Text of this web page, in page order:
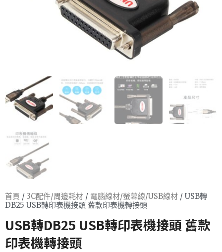
首頁 / 3C配件/周邊耗材 / 電腦線材/螢幕線/USB線材 / USB轉
DB25 USB轉印表機接頭 舊款印表機轉接頭
USB轉DB25 USB轉印表機接頭 舊款
印表機轉接頭